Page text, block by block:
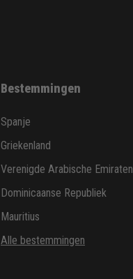
Bestemmingen
Spanje
Griekenland
Verenigde Arabische Emiraten
Dominicaanse Republiek
Mauritius
Alle bestemmingen